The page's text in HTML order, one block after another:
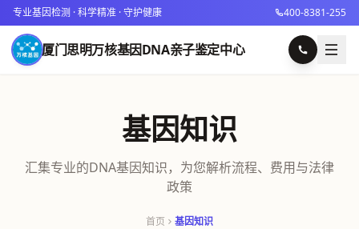
专业基因检测 · 科学精准 · 守护健康 400-8381-255
厦门思明万核基因DNA亲子鉴定中心
基因知识
汇集专业的DNA基因知识，为您解析流程、费用与法律
政策
首页 基因知识